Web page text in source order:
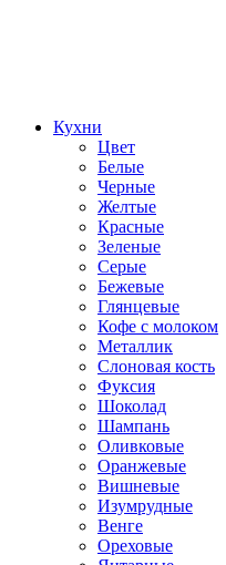
Кухни
Цвет
Белые
Черные
Желтые
Красные
Зеленые
Серые
Бежевые
Глянцевые
Кофе с молоком
Металлик
Слоновая кость
Фуксия
Шоколад
Шампань
Оливковые
Оранжевые
Вишневые
Изумрудные
Венге
Ореховые